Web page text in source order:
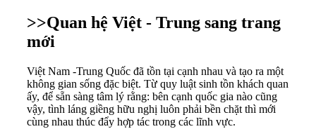
>>Quan hệ Việt - Trung sang trang
mới
Việt Nam -Trung Quốc đã tồn tại cạnh nhau và tạo ra một
không gian sống đặc biệt. Từ quy luật sinh tồn khách quan
ấy, để sẵn sàng tâm lý rằng: bên cạnh quốc gia nào cũng
vậy, tình láng giềng hữu nghị luôn phải bền chặt thì mới
cùng nhau thúc đẩy hợp tác trong các lĩnh vực.